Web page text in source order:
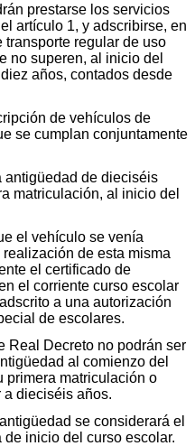
prestarse los servicios
artículo 1, y adscribirse, en
regular de uso
no superen, al inicio del
años, contados desde
de vehículos de
se cumplan conjuntamente
antigüedad de dieciséis
matriculación, al inicio del
el vehículo se venía
de esta misma
el certificado de
el corriente curso escolar
a una autorización
de escolares.
Real Decreto no podrán ser
al comienzo del
primera matriculación o
a dieciséis años.
se considerará el
inicio del curso escolar.